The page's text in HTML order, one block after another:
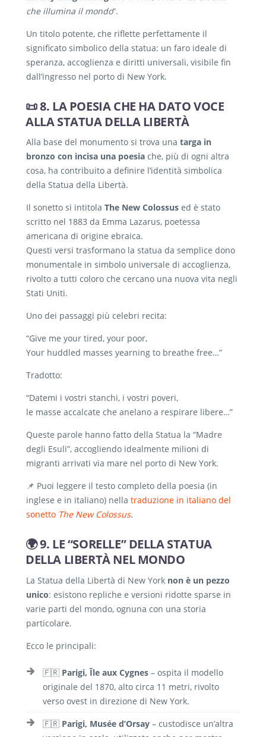
che illumina il mondo“.
Un titolo potente, che riflette perfettamente il
significato simbolico della statua: un faro ideale di
speranza, accoglienza e diritti universali, visibile fin
dall’ingresso nel porto di New York.
📜 8. LA POESIA CHE HA DATO VOCE
ALLA STATUA DELLA LIBERTÀ
Alla base del monumento si trova una targa in
bronzo con incisa una poesia che, più di ogni altra
cosa, ha contribuito a definire l’identità simbolica
della Statua della Libertà.
Il sonetto si intitola The New Colossus ed è stato
scritto nel 1883 da Emma Lazarus, poetessa
americana di origine ebraica.
Questi versi trasformano la statua da semplice dono
monumentale in simbolo universale di accoglienza,
rivolto a tutti coloro che cercano una nuova vita negli
Stati Uniti.
Uno dei passaggi più celebri recita:
“Give me your tired, your poor,
Your huddled masses yearning to breathe free…”
Tradotto:
“Datemi i vostri stanchi, i vostri poveri,
le masse accalcate che anelano a respirare libere…”
Queste parole hanno fatto della Statua la “Madre
degli Esuli”, accogliendo idealmente milioni di
migranti arrivati via mare nel porto di New York.
📌 Puoi leggere il testo completo della poesia (in
inglese e in italiano) nella traduzione in italiano del
sonetto The New Colossus.
🌍 9. LE “SORELLE” DELLA STATUA
DELLA LIBERTÀ NEL MONDO
La Statua della Libertà di New York non è un pezzo
unico: esistono repliche e versioni ridotte sparse in
varie parti del mondo, ognuna con una storia
particolare.
Ecco le principali:
🇫🇷 Parigi, Île aux Cygnes – ospita il modello
originale del 1870, alto circa 11 metri, rivolto
verso ovest in direzione di New York.
🇫🇷 Parigi, Musée d’Orsay – custodisce un’altra